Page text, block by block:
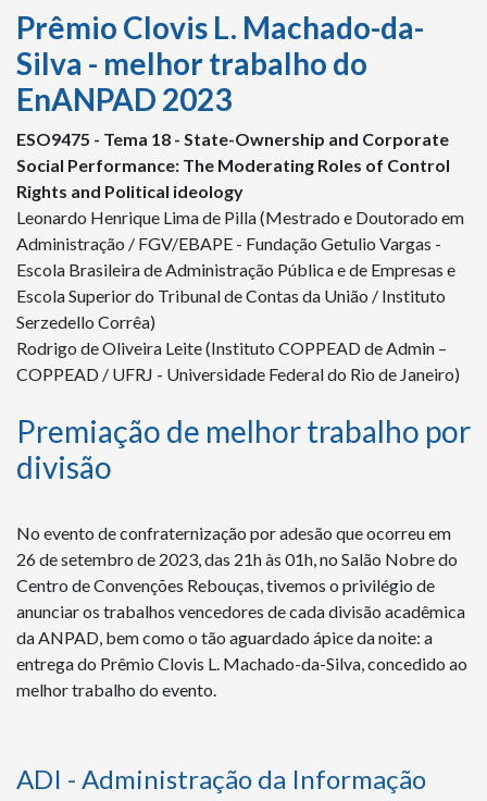
Prêmio Clovis L. Machado-da-
Silva - melhor trabalho do
EnANPAD 2023
ESO9475 - Tema 18 - State-Ownership and Corporate
Social Performance: The Moderating Roles of Control
Rights and Political ideology
Leonardo Henrique Lima de Pilla (Mestrado e Doutorado em
Administração / FGV/EBAPE - Fundação Getulio Vargas -
Escola Brasileira de Administração Pública e de Empresas e
Escola Superior do Tribunal de Contas da União / Instituto
Serzedello Corrêa)
Rodrigo de Oliveira Leite (Instituto COPPEAD de Admin –
COPPEAD / UFRJ - Universidade Federal do Rio de Janeiro)
Premiação de melhor trabalho por
divisão
No evento de confraternização por adesão que ocorreu em
26 de setembro de 2023, das 21h às 01h, no Salão Nobre do
Centro de Convenções Rebouças, tivemos o privilégio de
anunciar os trabalhos vencedores de cada divisão acadêmica
da ANPAD, bem como o tão aguardado ápice da noite: a
entrega do Prêmio Clovis L. Machado-da-Silva, concedido ao
melhor trabalho do evento.
ADI - Administração da Informação